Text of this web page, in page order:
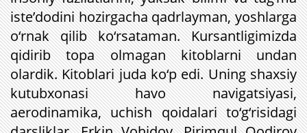
iste’dodini hozirgacha qadrlayman, yoshlarga
o‘rnak qilib ko‘rsataman. Kursantligimizda
qidirib topa olmagan kitoblarni undan
olardik. Kitoblari juda ko‘p edi. Uning shaxsiy
kutubxonasi havo navigatsiyasi,
aerodinamika, uchish qoidalari to‘g‘risidagi